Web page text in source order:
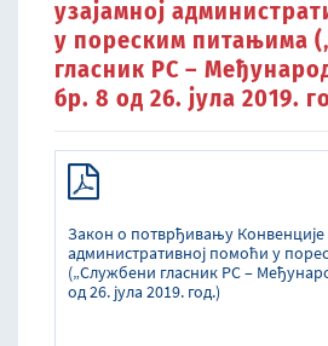
узајамној
у пореским питањима
гласник РС –
бр. 8 од 26. јула 2019.
Закон о потврђивању Конвенције
административној помоћи у
(„Службени гласник РС –
од 26. јула 2019. год.)